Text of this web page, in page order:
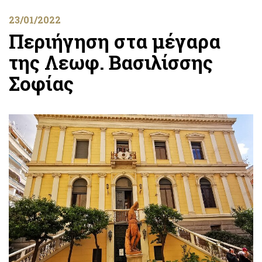
23/01/2022
Περιήγηση στα μέγαρα
της Λεωφ. Βασιλίσσης
Σοφίας